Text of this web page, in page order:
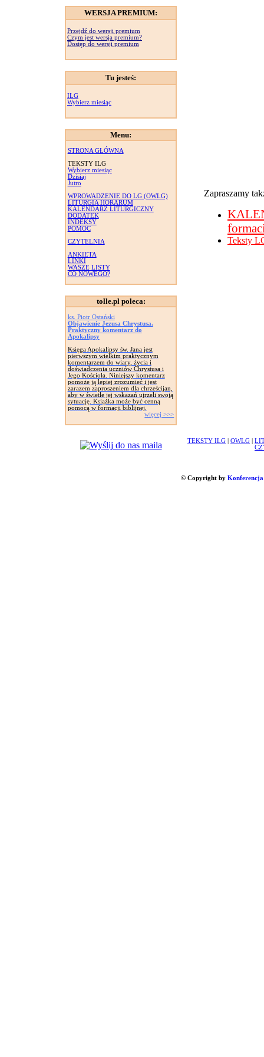
WERSJA PREMIUM:
Przejdź do wersji premium
Czym jest wersja premium?
Dostęp do wersji premium
Tu jesteś:
ILG
Wybierz miesiąc
Menu:
STRONA GŁÓWNA
TEKSTY ILG
Wybierz miesiąc
Dzisiaj
Jutro
WPROWADZENIE DO LG (OWLG)
LITURGIA HORARUM
KALENDARZ LITURGICZNY
DODATEK
INDEKSY
POMOC
CZYTELNIA
ANKIETA
LINKI
WASZE LISTY
CO NOWEGO?
tolle.pl poleca:
ks. Piotr Ostański
Objawienie Jezusa Chrystusa.
Praktyczny komentarz do
Apokalipsy
Księga Apokalipsy św. Jana jest
pierwszym wielkim praktycznym
komentarzem do wiary, życia i
doświadczenia uczniów Chrystusa i
Jego Kościoła. Niniejszy komentarz
pomoże ją lepiej zrozumieć i jest
zarazem zaproszeniem dla chrześcijan,
aby w świetle jej wskazań ujrzeli swoją
sytuację. Książka może być cenną
pomocą w formacji biblijnej.
więcej >>>
Zapraszamy
Teksty
TEKSTY ILG OWLG
© Copyright by Konferencja